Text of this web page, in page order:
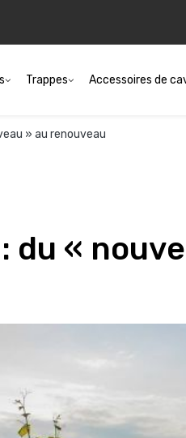
Trappes Accessoires de
du «
» au renouveau